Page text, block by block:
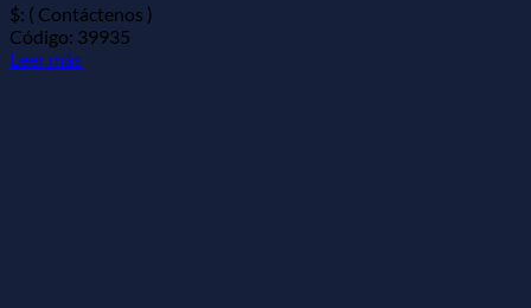
$: ( Contáctenos )
Código: 39935
Leer más